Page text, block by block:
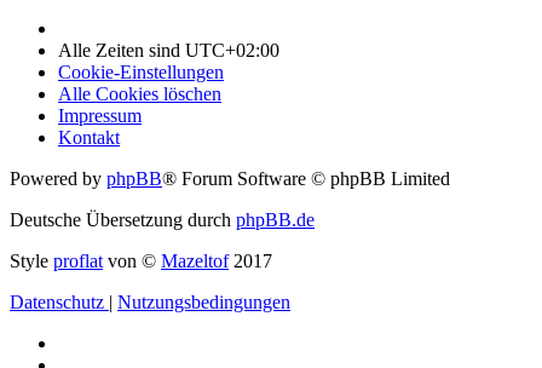
Alle Zeiten sind UTC+02:00
Cookie-Einstellungen
Alle Cookies löschen
Impressum
Kontakt
Powered by phpBB® Forum Software © phpBB Limited
Deutsche Übersetzung durch phpBB.de
Style proflat von © Mazeltof2017
Datenschutz | Nutzungsbedingungen